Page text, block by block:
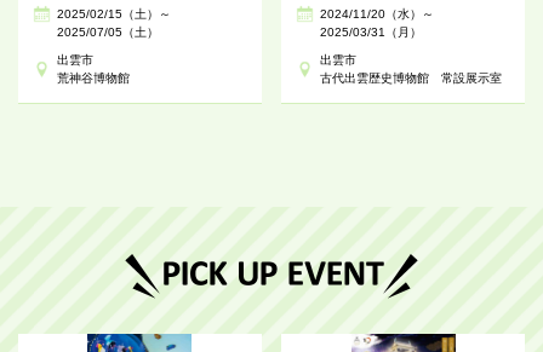
2025/02/15（土）～
2025/07/05（土）
出雲市
荒神谷博物館
2024/11/20（水）～
2025/03/31（月）
出雲市
古代出雲歴史博物館 常設展示室